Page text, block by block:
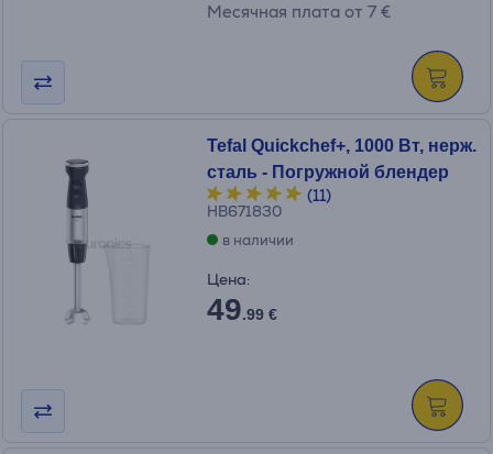
Месячная плата от 7 €
Tefal Quickchef+, 1000 Вт, нерж.
сталь - Погружной блендер
(11)
HB671830
в наличии
Цена:
49.99 €